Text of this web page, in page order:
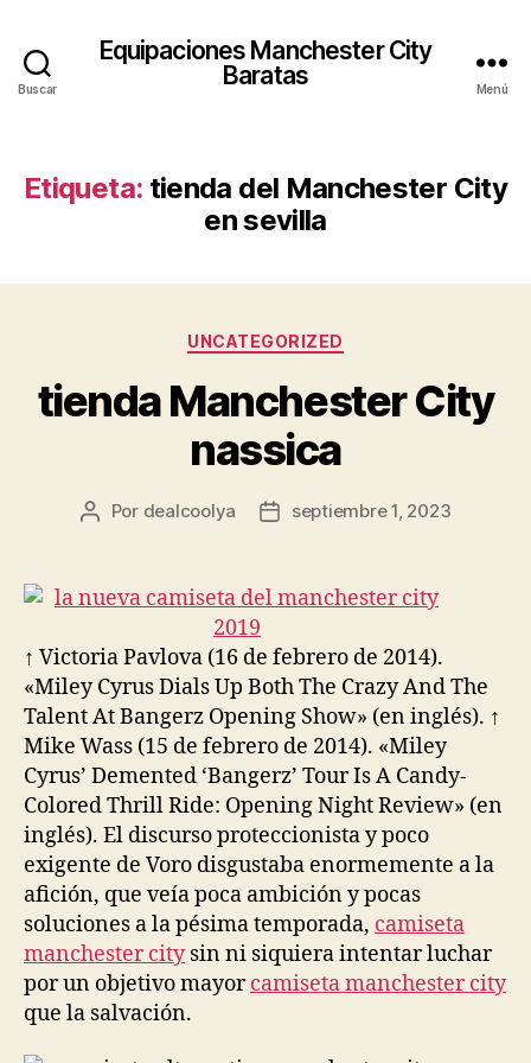
Buscar
Equipaciones Manchester City
Baratas
Menú
Etiqueta: tienda del Manchester City
en sevilla
Categorías
UNCATEGORIZED
tienda Manchester City
nassica
Autor
entrada
Por dealcoolya
Fecha
entrada
septiembre 1, 2023
↑ Victoria Pavlova (16 de febrero de 2014).
«Miley Cyrus Dials Up Both The Crazy And The
Talent At Bangerz Opening Show» (en inglés). ↑
Mike Wass (15 de febrero de 2014). «Miley
Cyrus’ Demented ‘Bangerz’ Tour Is A Candy-
Colored Thrill Ride: Opening Night Review» (en
inglés). El discurso proteccionista y poco
exigente de Voro disgustaba enormemente a la
afición, que veía poca ambición y pocas
soluciones a la pésima temporada, camiseta
manchester citysin ni siquiera intentar luchar
por un objetivo mayorcamiseta manchester city
que la salvación.